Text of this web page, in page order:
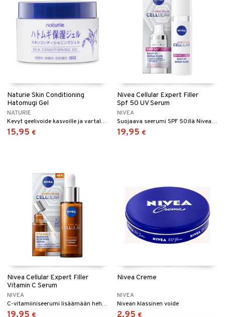
Naturie Skin Conditioning
Hatomugi Gel
NATURIE
Kevyt geelivoide kasvoille ja vartalolle, joka sisältää kosteuttavaa kiinalaista ohrauutetta.
15,95 €
Nivea Cellular Expert Filler
Spf 50 UV Serum
NIVEA
Suojaava seerumi SPF 50:llä Nivealta
19,95 €
Nivea Cellular Expert Filler
Vitamin C Serum
NIVEA
C-vitamiiniseerumi lisäämään hehkua Nivealta
Nivea Creme
NIVEA
Nivean klassinen voide